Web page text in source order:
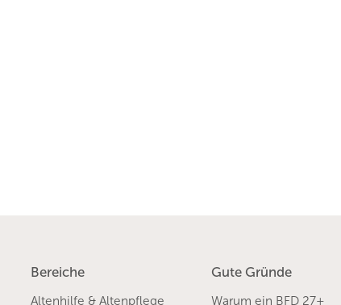
Bereiche
Altenhilfe & Altenpflege
Gute Gründe
Warum ein BFD 27+